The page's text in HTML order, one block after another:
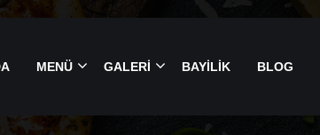
MENÜ GALERİ BAYİLİK BLOG